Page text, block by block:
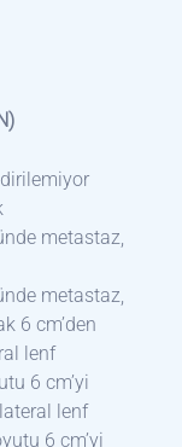
metastaz,
metastaz,
6 cm’den
lenf
6 cm’yi
lenf
6 cm’yi